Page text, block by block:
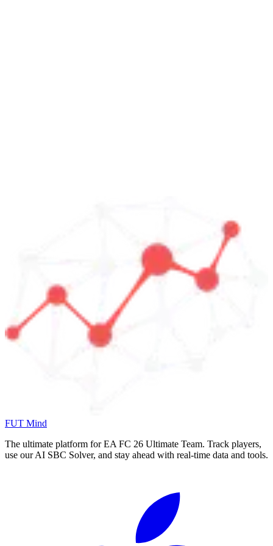
FUT Mind
The ultimate platform for EA FC 26 Ultimate Team. Track players,
use our AI SBC Solver, and stay ahead with real-time data and tools.